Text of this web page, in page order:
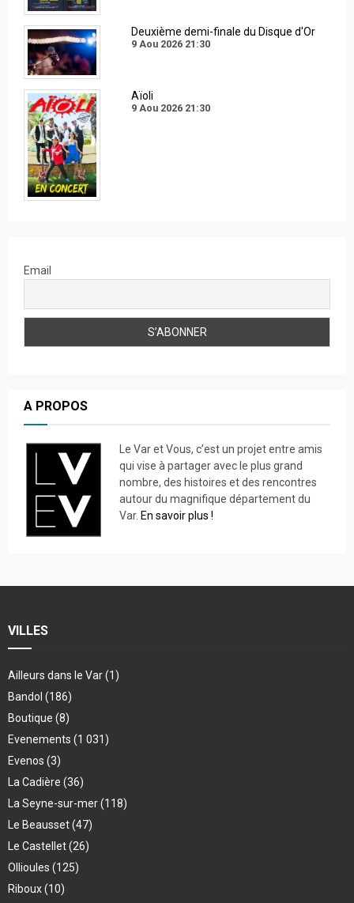
Deuxième demi-finale du Disque d'Or
9 Aou 2026 21:30
Aïoli
9 Aou 2026 21:30
Email
A PROPOS
Le Var et Vous, c’est un projet entre amis
qui vise à partager avec le plus grand
nombre, des histoires et des rencontres
autour du magnifique département du
Var. En savoir plus !
VILLES
Ailleurs dans le Var(1)
Bandol (186)
Boutique (8)
Evenements (1 031)
Evenos (3)
La Cadière (36)
La Seyne-sur-mer(118)
Le Beausset(47)
Le Castellet(26)
Ollioules (125)
Riboux(10)